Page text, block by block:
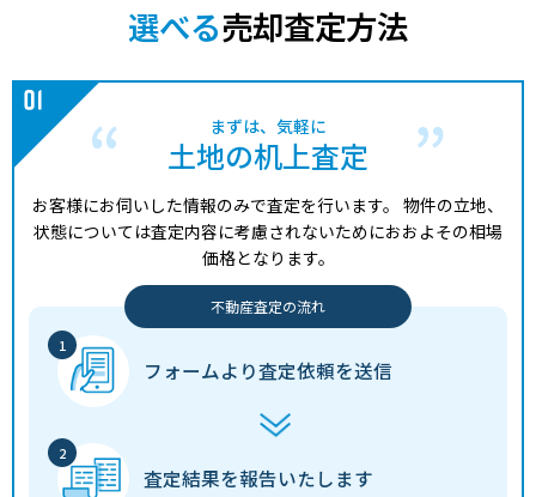
選べる売却査定方法
まずは、気軽に
土地の机上査定
お客様にお伺いした情報のみで査定を行います。 物件の立地、
状態については査定内容に考慮されないためにおおよその相場
価格となります。
不動産査定の流れ
フォームより査定依頼を送信
査定結果を報告いたします